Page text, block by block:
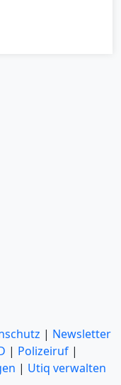
| Newsletter
| Polizeiruf |
| Utiq verwalten